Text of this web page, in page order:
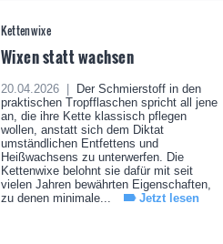
Kettenwixe
Wixen statt wachsen
20.04.2026 |
Der Schmierstoff in den
praktischen Tropfflaschen spricht all jene
an, die ihre Kette klassisch pflegen
wollen, anstatt sich dem Diktat
umständlichen Entfettens und
Heißwachsens zu unterwerfen. Die
Kettenwixe belohnt sie dafür mit seit
vielen Jahren bewährten Eigenschaften,
zu denen minimale...
Jetzt lesen